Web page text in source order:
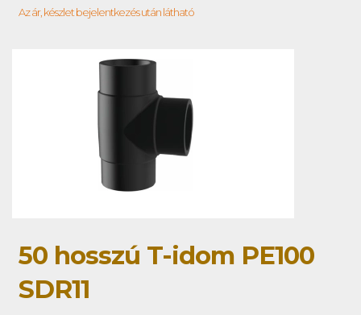
Az ár, készlet bejelentkezés után látható
50 hosszú T-idom PE100
SDR11